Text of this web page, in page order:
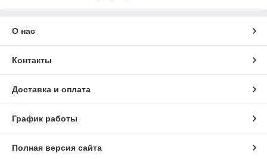
О нас
Контакты
Доставка и оплата
График работы
Полная версия сайта